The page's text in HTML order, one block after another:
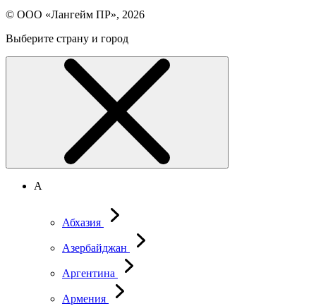
© ООО «Лангейм ПР», 2026
Выберите страну и город
А
Абхазия
Азербайджан
Аргентина
Армения